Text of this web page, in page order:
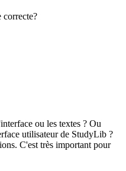
correcte?
ou les textes ? Ou
utilisateur de StudyLib ?
C'est très important pour